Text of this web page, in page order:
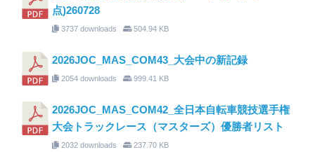
点)260728
3737 downloads 504.94 KB
2026JOC_MAS_COM43_大会中の新記録
2054 downloads 999.41 KB
2026JOC_MAS_COM42_全日本自転車競技選手権
大会トラックレース（マスターズ）優勝者リスト
2032 downloads 237.70 KB